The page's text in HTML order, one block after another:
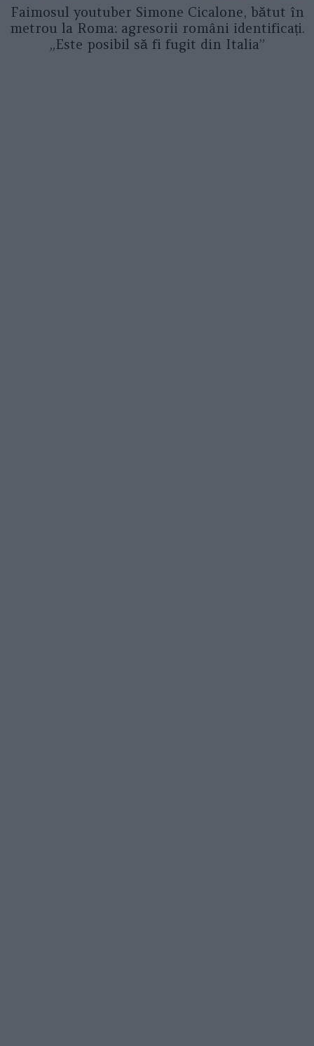
Faimosul youtuber Simone Cicalone, bătut în
metrou la Roma: agresorii români identificați.
„Este posibil să fi fugit din Italia”